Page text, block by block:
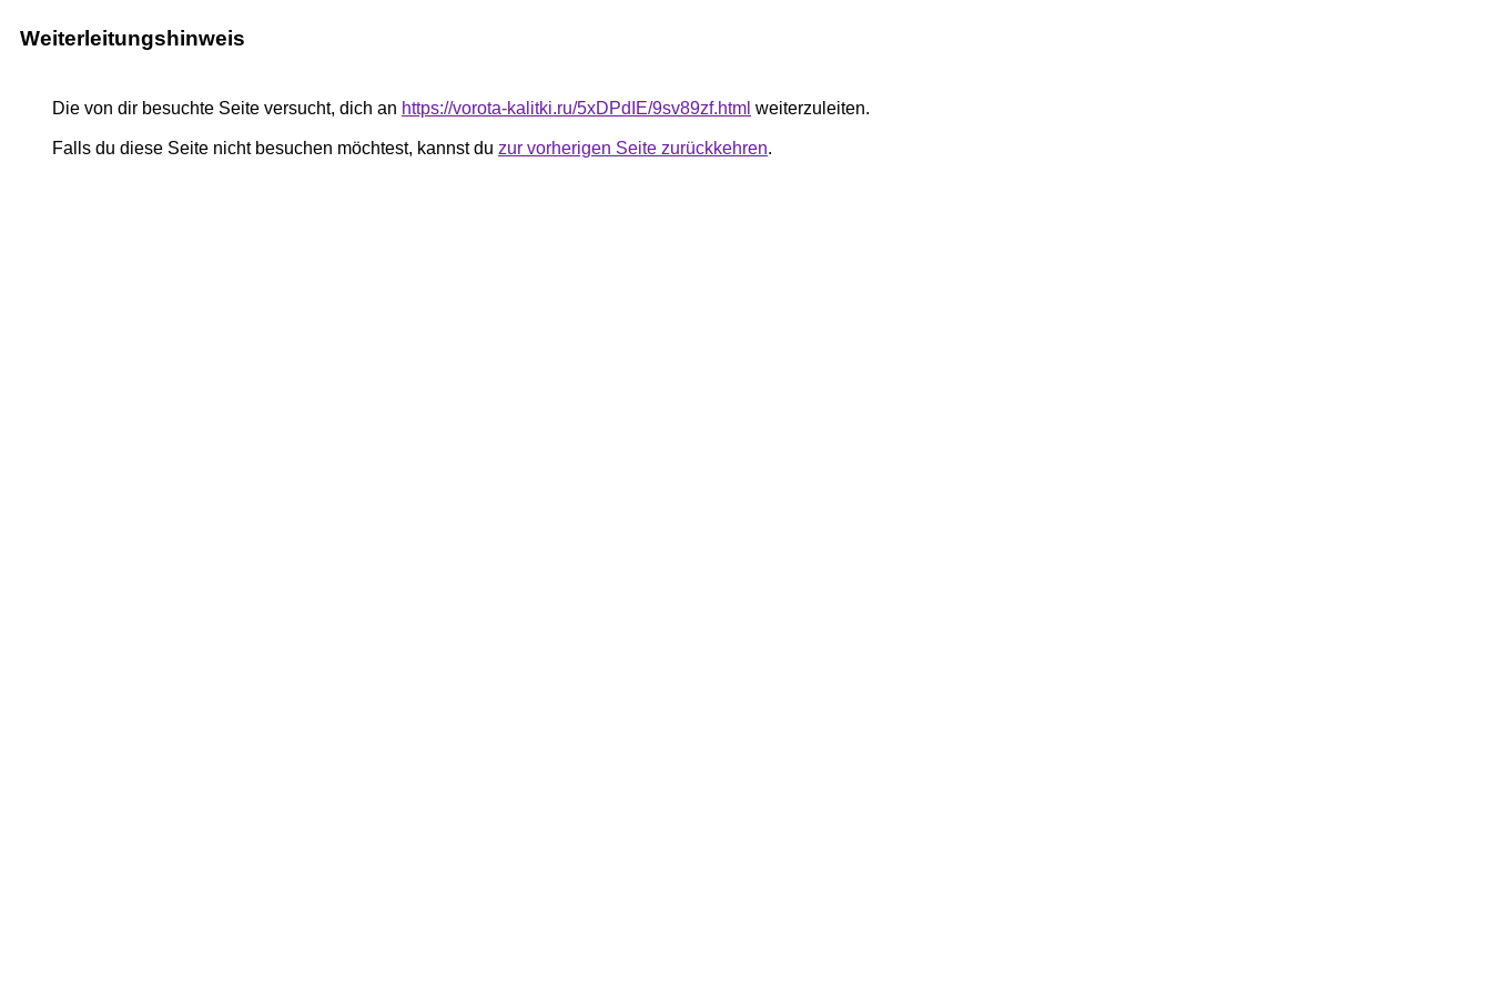
Weiterleitungshinweis
Die von dir besuchte Seite versucht, dich an https://vorota-kalitki.ru/5xDPdIE/9sv89zf.html weiterzuleiten.
Falls du diese Seite nicht besuchen möchtest, kannst du zur vorherigen Seite zurückkehren.